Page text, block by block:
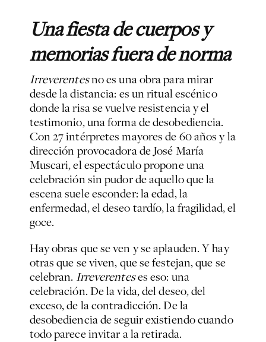
Una fiesta de cuerpos y
memorias fuera de norma
Irreverentesno es una obra para mirar
desde la distancia: es un ritual escénico
donde la risa se vuelve resistencia y el
testimonio, una forma de desobediencia.
Con 27 intérpretes mayores de 60 años y la
dirección provocadora de José María
Muscari, el espectáculo propone una
celebración sin pudor de aquello que la
escena suele esconder: la edad, la
enfermedad, el deseo tardío, la fragilidad, el
goce.
Hay obras que se ven y se aplauden. Y hay
otras que se viven, que se festejan, que se
celebran. Irreverenteses eso: una
celebración. De la vida, del deseo, del
exceso, de la contradicción. De la
desobediencia de seguir existiendo cuando
todo parece invitar a la retirada.